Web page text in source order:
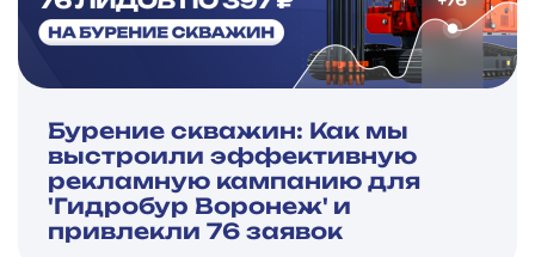
Бурение скважин: Как мы
выстроили эффективную
рекламную кампанию для
'Гидробур Воронеж' и
привлекли 76 заявок